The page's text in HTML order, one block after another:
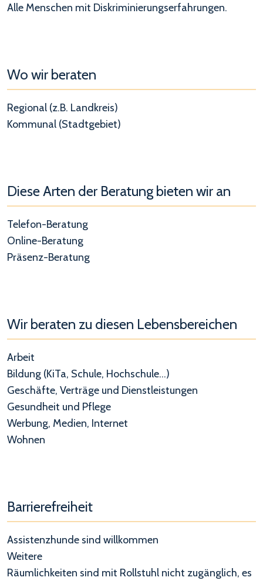
Alle Menschen mit Diskriminierungserfahrungen.
Wo wir beraten
Regional (z.B. Landkreis)
Kommunal (Stadtgebiet)
Diese Arten der Beratung bieten wir an
Telefon-Beratung
Online-Beratung
Präsenz-Beratung
Wir beraten zu diesen Lebensbereichen
Arbeit
Bildung (KiTa, Schule, Hochschule...)
Geschäfte, Verträge und Dienstleistungen
Gesundheit und Pflege
Werbung, Medien, Internet
Wohnen
Barrierefreiheit
Assistenzhunde sind willkommen
Weitere
Räumlichkeiten sind mit Rollstuhl nicht zugänglich, es